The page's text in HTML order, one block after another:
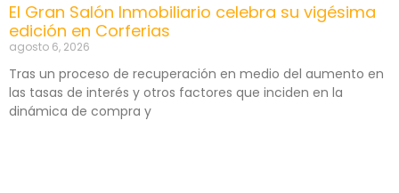
El Gran Salón Inmobiliario celebra su vigésima
edición en Corferias
agosto 6, 2026
Tras un proceso de recuperación en medio del aumento en
las tasas de interés y otros factores que inciden en la
dinámica de compra y